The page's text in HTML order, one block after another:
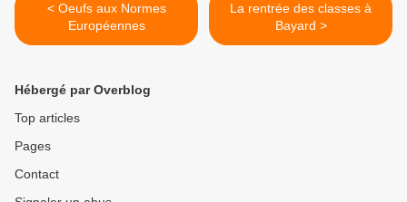
< Oeufs aux Normes
Européennes
La rentrée des classes à
Bayard >
Hébergé par Overblog
Top articles
Pages
Contact